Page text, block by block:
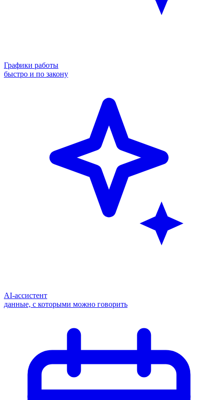
Графики работы
быстро и по закону
AI-ассистент
данные, с которыми можно говорить